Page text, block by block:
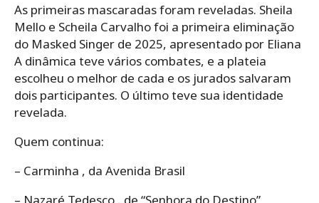
As primeiras mascaradas foram reveladas. Sheila
Mello e Scheila Carvalho foi a primeira eliminação
do Masked Singer de 2025, apresentado por Eliana
A dinâmica teve vários combates, e a plateia
escolheu o melhor de cada e os jurados salvaram
dois participantes. O último teve sua identidade
revelada.
Quem continua:
– Carminha , da Avenida Brasil